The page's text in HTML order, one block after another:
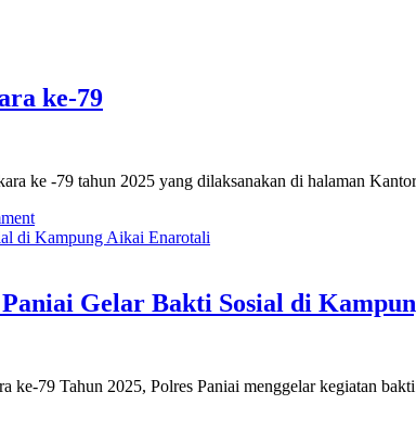
ke-79
ke -79 tahun 2025 yang dilaksanakan di halaman
on
Polres
Hari
BhayangkaraGelar Bakti Sosial di
ke-79 Tahun 2025, Polres Paniai menggelar kegiatan